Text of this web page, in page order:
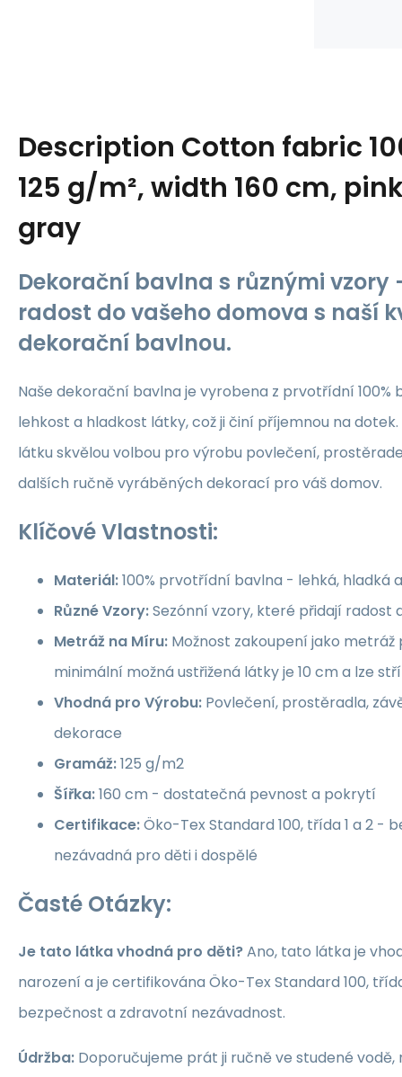
Description Cotton fabric
125 g/m², width 160 cm,
gray
Dekorační bavlna s různými vzory
radost do vašeho domova s naší
dekorační bavlnou.
Naše dekorační bavlna je vyrobena z prvotřídní 100%
lehkost a hladkost látky, což ji činí příjemnou na
látku skvělou volbou pro výrobu povlečení,
dalších ručně vyráběných dekorací pro váš domov.
Klíčové Vlastnosti:
Materiál:100% prvotřídní bavlna - lehká, hladká
Různé Vzory:Sezónní vzory, které přidají radost
Metráž na Míru: Možnost zakoupení jako
minimální možná ustřižená látky je 10 cm a lze
Vhodná pro Výrobu: Povlečení, prostěradla,
dekorace
Gramáž:125 g/m2
Šířka:160 cm - dostatečná pevnost a pokrytí
Certifikace:Öko-Tex Standard 100, třída 1 a 2 -
nezávadná pro děti i dospělé
Časté Otázky:
Je tato látka vhodná pro děti?Ano, tato látka je
narození a je certifikována Öko-Tex Standard 100,
bezpečnost a zdravotní nezávadnost.
Údržba: Doporučujeme prát ji ručně ve studené